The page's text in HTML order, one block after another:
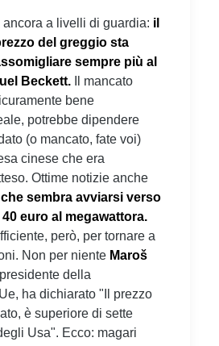
ancora a livelli di guardia: il
del greggio sta
sempre più al
Beckett. Il mancato
bene
potrebbe dipendere
(o mancato, fate voi)
cinese che era
Ottime notizie anche
sembra avviarsi verso
40 euro al megawattora.
però, per tornare a
Non per niente Maroš
della
ha dichiarato "Il prezzo
è superiore di sette
Usa". Ecco: magari